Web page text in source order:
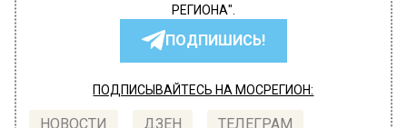
РЕГИОНА".
ПОДПИШИСЬ!
ПОДПИСЫВАЙТЕСЬ НА МОСРЕГИОН:
НОВОСТИ ДЗЕН ТЕЛЕГРАМ